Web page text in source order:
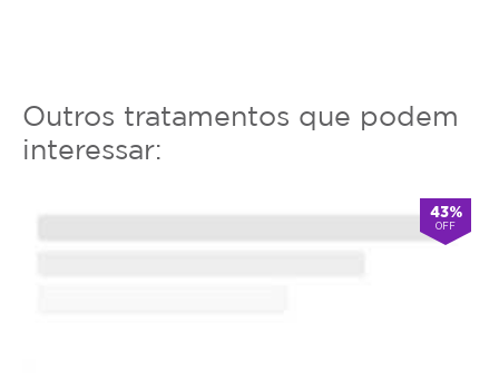
Outros tratamentos que podem
interessar:
43%
OFF